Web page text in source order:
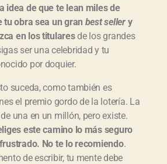
idea de que te lean miles de
tu obra sea un gran best sellery
en los titularesde los grandes
ser una celebridad y tu
por doquier.
suceda, como también es
el premio gordo de la lotería. La
una en un millón, pero existe.
este camino lo más seguro
No te lo recomiendo.
de escribir, tu mente debe